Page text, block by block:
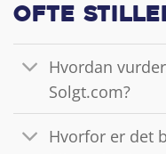
Ofte
Hvordan
Solgt.com?
Hvorfor er det